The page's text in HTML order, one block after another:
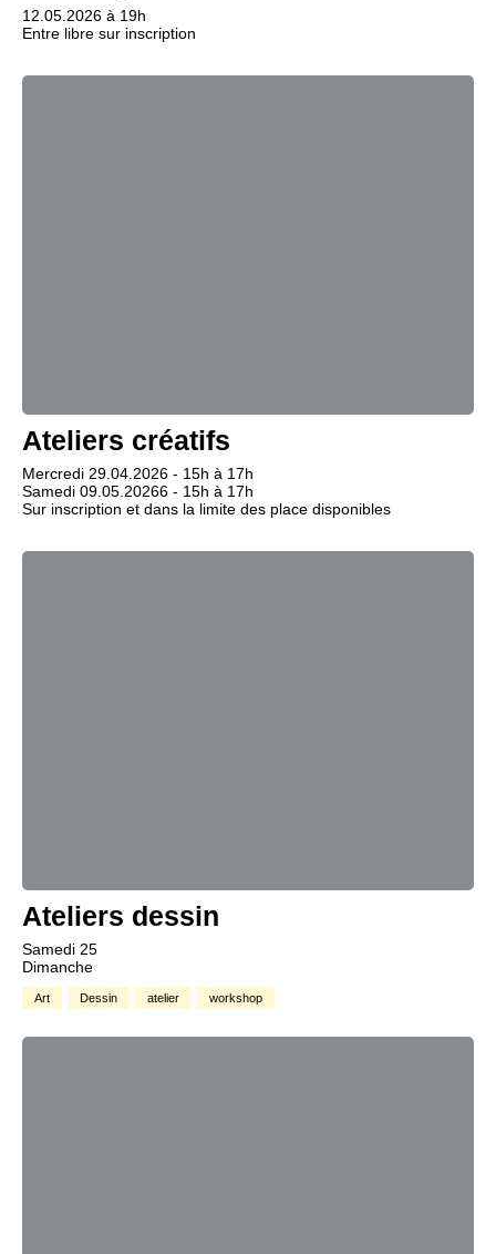
12.05.2026 à 19h
Entre libre sur inscription
Ateliers créatifs
Mercredi 29.04.2026 - 15h à 17h
Samedi 09.05.20266 - 15h à 17h
Sur inscription et dans la limite des place disponibles
Ateliers dessin
Samedi 25
Dimanche
Art Dessin atelier workshop